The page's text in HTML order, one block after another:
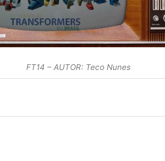
FT14 – AUTOR: Teco Nunes